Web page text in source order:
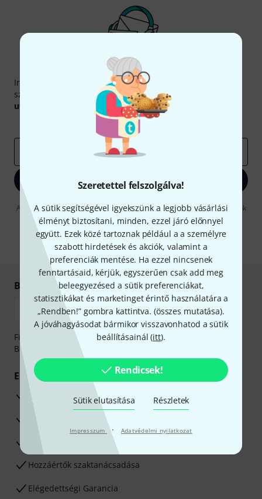
Szeretettel felszolgálva!
A sütik segítségével igyekszünk a legjobb vásárlási
élményt biztosítani, minden, ezzel járó előnnyel
együtt. Ezek közé tartoznak például a a személyre
szabott hirdetések és akciók, valamint a
preferenciák mentése. Ha ezzel nincsenek
fenntartásaid, kérjük, egyszerűen csak add meg
beleegyezésed a sütik preferenciákat,
statisztikákat és marketinget érintő használatára a
„Rendben!” gombra kattintva. (összes mutatása).
A jóváhagyásodat bármikor visszavonhatod a sütik
beállításainál (itt).
Rendicsek!
Sütik elutasítása Részletek
Impresszum · Adatvédelmi nyilatkozat
Thomann hírlevél
Iratkozz fel a Thomann angol nyelvű hírlevelére, és kis
szerencsével megnyerheted a50egyenként
utalvány
Inspiráló gondolatok
Akciók
Bejelentkezés
A "Bejelentkezés" gombra kattintva elfogadja, hogy e-mailben küldjünk
önnek hirdetéseket. Bármikor leiratkozhat erről. A hírlevélről további
információkat azdata protection guideline -ben talál.
* Kitöltés kötelező
Biztonságos vásárlás és fizetés
Fizessen biztonságosan, titkosítással: Banki átutalás vagy
Betéti- vagy hitelkártya segítségével
Előnyök
3 éves Thomann-garancia
30 napos pénzvisszafizetési garancia
Hozzáértők szaktanácsadása
Elégedettségi Garancia